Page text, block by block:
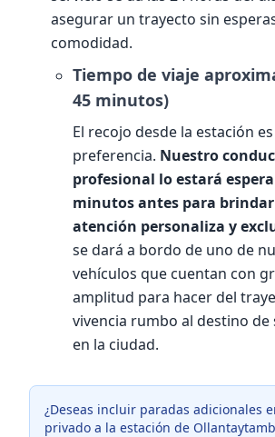
asegurar un trayecto sin
comodidad.
Tiempo de viaje
45 minutos)
El recojo desde la estación
preferencia. Nuestro
profesional lo estará
minutos antes para
atención personaliza y
se dará a bordo de uno de
vehículos que cuentan con
amplitud para hacer del
vivencia rumbo al destino
en la ciudad.
¿Deseas incluir paradas adicionales
privado a la estación de